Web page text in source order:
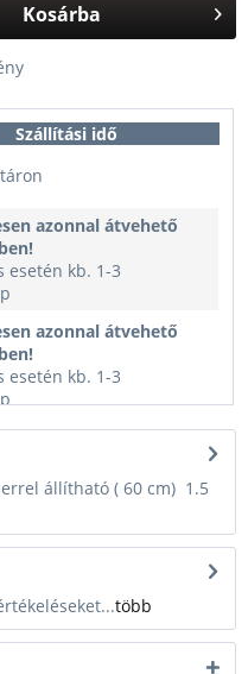
Kosárba
Szállítási idő
azonnal átvehető
esetén kb. 1-3
azonnal átvehető
esetén kb. 1-3
állítható ( 60 cm) 1.5
több